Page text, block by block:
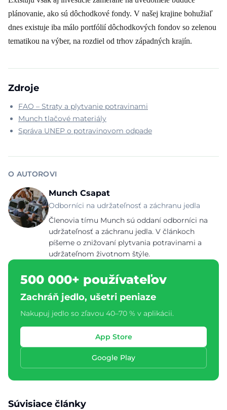
plánovanie, ako sú dôchodkové fondy. V našej krajine bohužiaľ
dnes existuje iba málo portfólií dôchodkových fondov so zelenou
tematikou na výber, na rozdiel od trhov západných krajín.
Zdroje
FAO – Straty a plytvanie potravinami
Munch tlačové materiály
Správa UNEP o potravinovom odpade
O AUTOROVI
Munch Csapat
Odborníci na udržateľnosť a záchranu jedla
Členovia tímu Munch sú oddaní odborníci na
udržateľnosť a záchranu jedla. V článkoch
píšeme o znižovaní plytvania potravinami a
udržateľnom životnom štýle.
500 000+ používateľov
Zachráň jedlo, ušetri peniaze
Nakupuj jedlo so zľavou 40–70 % v aplikácii.
App Store
Google Play
Súvisiace články